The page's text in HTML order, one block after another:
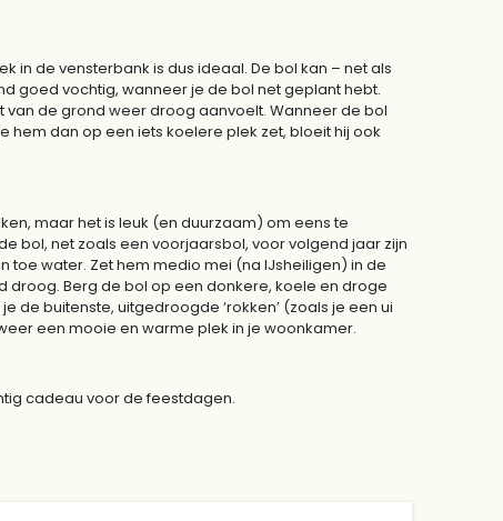
in de vensterbank is dus ideaal. De bol kan – net als
goed vochtig, wanneer je de bol net geplant hebt.
de grond weer droog aanvoelt. Wanneer de bol
dan op een iets koelere plek zet, bloeit hij ook
maar het is leuk (en duurzaam) om eens te
bol, net zoals een voorjaarsbol, voor volgend jaar zijn
toe water. Zet hem medio mei (na IJsheiligen) in de
droog. Berg de bol op een donkere, koele en droge
buitenste, uitgedroogde ‘rokken’ (zoals je een ui
een mooie en warme plek in je woonkamer.
cadeau voor de feestdagen.